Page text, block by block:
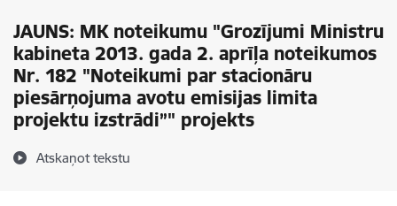
JAUNS: MK noteikumu "Grozījumi Ministru
kabineta 2013. gada 2. aprīļa noteikumos
Nr. 182 "Noteikumi par stacionāru
piesārņojuma avotu emisijas limita
projektu izstrādi”" projekts
Atskaņot tekstu